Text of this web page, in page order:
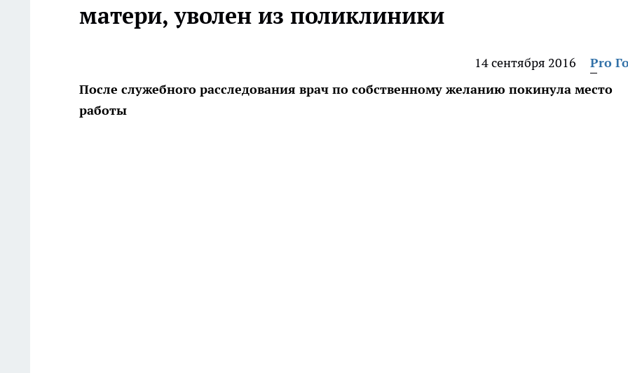
матери, уволен из поликлиники
14 сентября 2016
Pro
После служебного расследования врач по собственному желанию покинула место
работы